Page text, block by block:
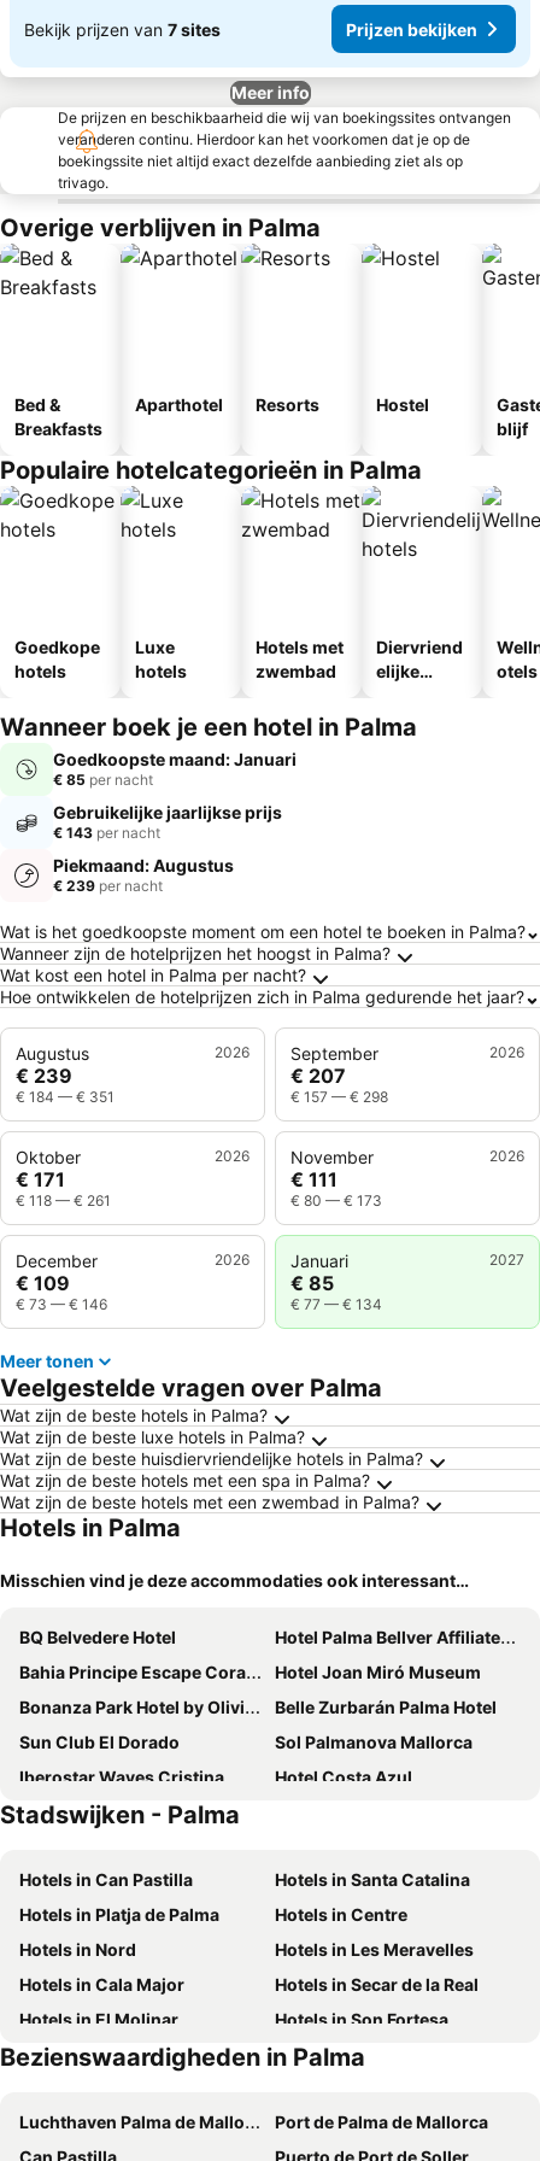
Bekijk prijzen van 7 sites Prijzen bekijken
Meer info
De prijzen en beschikbaarheid die wij van boekingssites ontvangen
veranderen continu. Hierdoor kan het voorkomen dat je op de
boekingssite niet altijd exact dezelfde aanbieding ziet als op
trivago.
Overige verblijven in Palma
Bed &
Breakfasts
Aparthotel Resorts Hostel
blijf
Populaire hotelcategorieën in Palma
Goedkope
hotels
Luxe
hotels
Hotels met
zwembad
Diervriend
elijke
otels
Wanneer boek je een hotel in Palma
Goedkoopste maand: Januari
€ 85 per nacht
Gebruikelijke jaarlijkse prijs
€ 143 per nacht
Piekmaand: Augustus
€ 239 per nacht
Veelgestelde vragen over Palma
Wat is het goedkoopste moment om een hotel te boeken in Palma?
Wanneer zijn de hotelprijzen het hoogst in Palma?
Wat kost een hotel in Palma per nacht?
Hoe ontwikkelen de hotelprijzen zich in Palma gedurende het jaar?
Augustus 2026
€ 239
€ 184 — € 351
September 2026
€ 207
€ 157 — € 298
Oktober 2026
€ 171
€ 118 — € 261
November 2026
€ 111
€ 80 — € 173
December 2026
€ 109
€ 73 — € 146
Januari 2027
€ 85
€ 77 — € 134
Meer tonen
Veelgestelde vragen over Palma
Wat zijn de beste hotels in Palma?
Wat zijn de beste luxe hotels in Palma?
Wat zijn de beste huisdiervriendelijke hotels in Palma?
Wat zijn de beste hotels met een spa in Palma?
Wat zijn de beste hotels met een zwembad in Palma?
Hotels in Palma
Misschien vind je deze accommodaties ook interessant…
BQ Belvedere Hotel
Hotel Palma Bellver Affiliated by Meliá
Bahia Principe Escape Coral Playa +16
Hotel Joan Miró Museum
Bonanza Park Hotel by Olivia Hotels Collection
Belle Zurbarán Palma Hotel
Sun Club El Dorado
Sol Palmanova Mallorca
Iberostar Waves Cristina
Hotel Costa Azul
Portofino Mallorca
HM Jaime III
whala!beach
O7 Alea
BQ Augusta Hotel
Valentin Grand Park Suite Hotel
Meliá Palma Bay
Hotel Amic Horizonte
INNSiDE by Meliá Palma Center
Sol Barbados
Salles Hotels Marina Portals
Alua Gran Camp de Mar
Alua Leo
H10 Casa del Mar
JS Palma Stay
Stadswijken - Palma
Hotels in Can Pastilla
Hotels in Santa Catalina
Hotels in Platja de Palma
Hotels in Centre
Hotels in Nord
Hotels in Les Meravelles
Hotels in Cala Major
Hotels in Secar de la Real
Hotels in El Molinar
Hotels in Son Fortesa
Hotels in Es Coll d'en Rabassa
Hotels in Son Malferit
Hotels in Can Capes
Hotels in Son Oliva
Bezienswaardigheden in Palma
Luchthaven Palma de Mallorca
Port de Palma de Mallorca
Can Pastilla
Puerto de Port de Soller